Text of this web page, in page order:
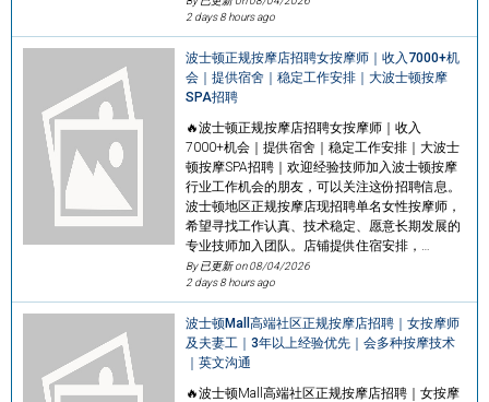
2 days 8 hours ago
波士顿正规按摩店招聘女按摩师｜收入7000+机
会｜提供宿舍｜稳定工作安排｜大波士顿按摩
SPA招聘
🔥波士顿正规按摩店招聘女按摩师｜收入
7000+机会｜提供宿舍｜稳定工作安排｜大波士
顿按摩SPA招聘｜欢迎经验技师加入波士顿按摩
行业工作机会的朋友，可以关注这份招聘信息。
波士顿地区正规按摩店现招聘单名女性按摩师，
希望寻找工作认真、技术稳定、愿意长期发展的
专业技师加入团队。店铺提供住宿安排，…
By 已更新 on08/04/2026
2 days 8 hours ago
波士顿Mall高端社区正规按摩店招聘｜女按摩师
及夫妻工｜3年以上经验优先｜会多种按摩技术
｜英文沟通
🔥波士顿Mall高端社区正规按摩店招聘｜女按摩